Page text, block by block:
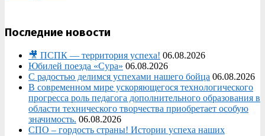
Последние новости
🎥 ПСПК — территория успеха! 06.08.2026
Юбилей поезда «Сура» 06.08.2026
С радостью делимся успехами нашего бойца 06.08.2026
В современном мире ускоряющегося технологического
прогресса роль педагога дополнительного образования в
области технического творчества приобретает особую
значимость. 06.08.2026
СПО – гордость страны! Истории успеха наших